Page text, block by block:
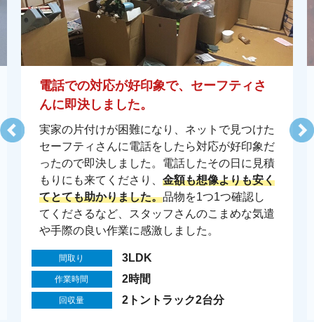
電話での対応が好印象で、セーフティさ
んに即決しました。
実家の片付けが困難になり、ネットで見つけた
セーフティさんに電話をしたら対応が好印象だ
ったので即決しました。電話したその日に見積
もりにも来てくださり、 金額も想像よりも安く
てとても助かりました。品物を1つ1つ確認し
てくださるなど、スタッフさんのこまめな気遣
や手際の良い作業に感激しました。
間取り 3LDK
作業時間 2時間
回収量 2トントラック2台分